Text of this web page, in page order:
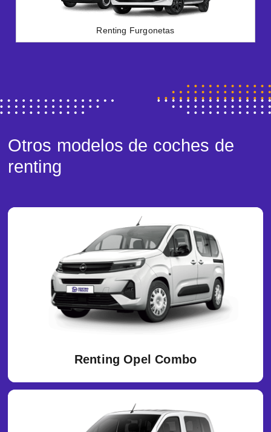
Renting Furgonetas
Otros modelos de coches de
renting
Renting Opel Combo